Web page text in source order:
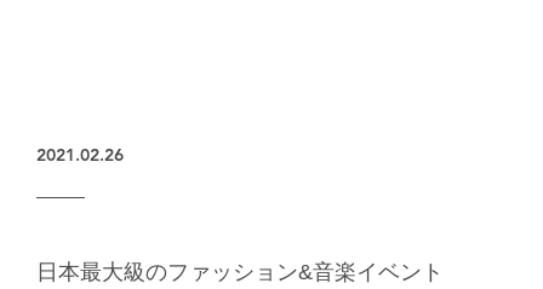
2021.02.26
日本最大級のファッション&音楽イベント